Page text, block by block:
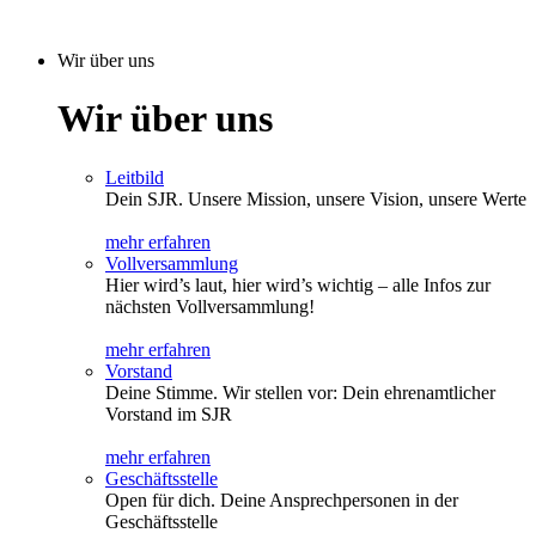
Wir über uns
Wir über uns
Leitbild
Dein SJR. Unsere Mission, unsere Vision, unsere Werte
mehr erfahren
Vollversammlung
Hier wird’s laut, hier wird’s wichtig – alle Infos zur
nächsten Vollversammlung!
mehr erfahren
Vorstand
Deine Stimme. Wir stellen vor: Dein ehrenamtlicher
Vorstand im SJR
mehr erfahren
Geschäftsstelle
Open für dich. Deine Ansprechpersonen in der
Geschäftsstelle